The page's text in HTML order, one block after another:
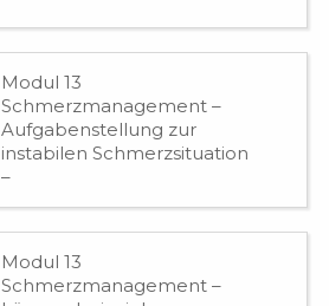
Modul 13
Schmerzmanagement –
Aufgabenstellung zur
instabilen Schmerzsituation
–
Modul 13
Schmerzmanagement –